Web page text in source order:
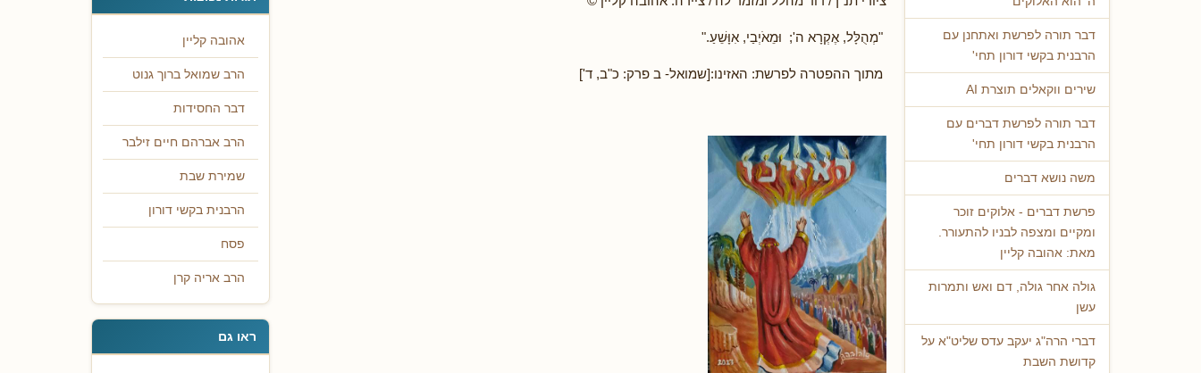
דבר תורה לפרשת ואתחנן עם
הרבנית בקשי דורון תחי'
שירים ווקאלים תוצרת AI
דבר תורה לפרשת דברים עם
הרבנית בקשי דורון תחי'
משה נושא דברים
פרשת דברים - אלוקים זוכר
ומקיים ומצפה לבניו להתעורר.
מאת: אהובה קליין
גולה אחר גולה, דם ואש ותמרות
עשן
דברי הרה"ג יעקב עדס שליט"א על
קדושת השבת
"מְהֻלָּל, אֶקְרָא ה'; וּמֵאֹיְבַי, אִוָּשֵׁעַ."
מתוך ההפטרה לפרשת: האזינו:[שמואל- ב פרק: כ"ב, ד']
אהובה קליין
הרב שמואל ברוך גנוט
דבר החסידות
הרב אברהם חיים זילבר
שמירת שבת
הרבנית בקשי דורון
פסח
הרב אריה קרן
ראו גם